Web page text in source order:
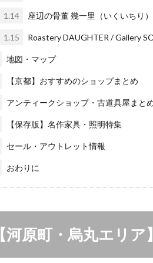
1.14 座辺の骨董 幾一里（いくいちり）
1.15 Roastery DAUGHTER / Gallery
地図・マップ
【京都】おすすめのショップまとめ
アンティークショップ・古道具屋まと
【保存版】名作家具・照明特集
セール・アウトレット情報
おわりに
【河原町・烏丸エリ